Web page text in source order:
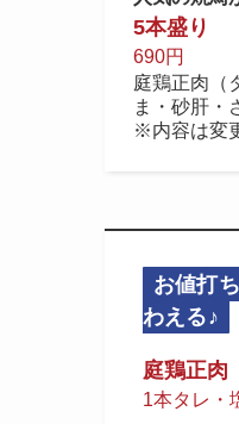
5本盛り
690円
庭鶏正肉（
ま・砂肝・
※内容は変
お値打
わえる♪
庭鶏正肉
1本タレ・